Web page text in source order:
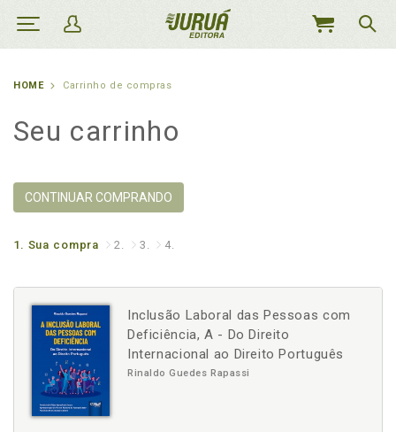
MEU
HOME Carrinho de compras
Seu carrinho
CONTINUAR COMPRANDO
1. Sua compra 2. 3. 4.
Inclusão Laboral das Pessoas com
Deficiência, A - Do Direito
Internacional ao Direito Português
Rinaldo Guedes Rapassi